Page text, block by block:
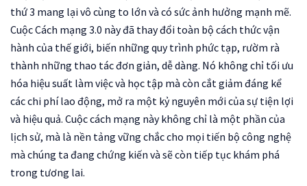
thứ 3 mang lại vô cùng to lớn và có sức ảnh hưởng mạnh mẽ.
Cuộc Cách mạng 3.0 này đã thay đổi toàn bộ cách thức vận
hành của thế giới, biến những quy trình phức tạp, rườm rà
thành những thao tác đơn giản, dễ dàng. Nó không chỉ tối ưu
hóa hiệu suất làm việc và học tập mà còn cắt giảm đáng kể
các chi phí lao động, mở ra một kỷ nguyên mới của sự tiện lợi
và hiệu quả. Cuộc cách mạng này không chỉ là một phần của
lịch sử, mà là nền tảng vững chắc cho mọi tiến bộ công nghệ
mà chúng ta đang chứng kiến và sẽ còn tiếp tục khám phá
trong tương lai.